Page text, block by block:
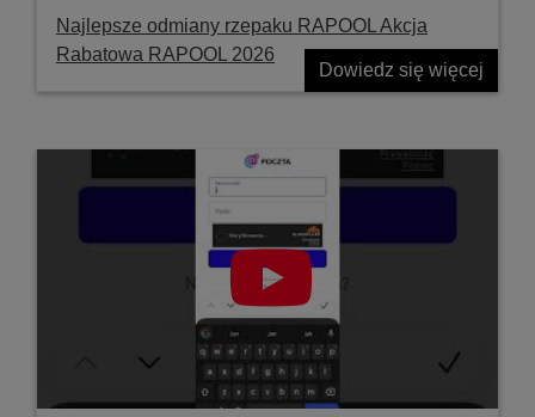
Najlepsze odmiany rzepaku RAPOOL Akcja
Rabatowa RAPOOL 2026
Dowiedz się więcej